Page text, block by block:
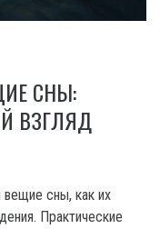
СНЫ:
ВЗГЛЯД
вещие сны, как их
Практические